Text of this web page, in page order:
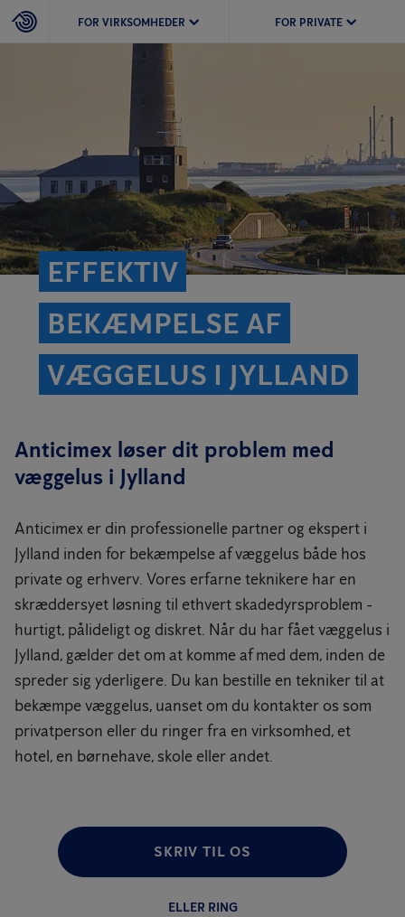
FOR VIRKSOMHEDER FOR PRIVATE
EFFEKTIV
BEKÆMPELSE AF
VÆGGELUS I JYLLAND
Anticimex løser dit problem med
væggelus i Jylland
Anticimex er din professionelle partner og ekspert i
Jylland inden for bekæmpelse af væggelus både hos
private og erhverv. Vores erfarne teknikere har en
skræddersyet løsning til ethvert skadedyrsproblem -
hurtigt, pålideligt og diskret. Når du har fået væggelus i
Jylland, gælder det om at komme af med dem, inden de
spreder sig yderligere. Du kan bestille en tekniker til at
bekæmpe væggelus, uanset om du kontakter os som
privatperson eller du ringer fra en virksomhed, et
hotel, en børnehave, skole eller andet.
SKRIV TIL OS
ELLER RING